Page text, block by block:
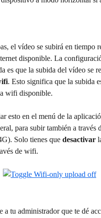
el vídeo se subirá en tiempo
disponible. La
es que la subida del vídeo se
. Esto significa que la subida
wifi disponible.
esto en el menú de la
para subir también a través
Solo tienes que desactivar
de wifi.
a tu administrador que te dé